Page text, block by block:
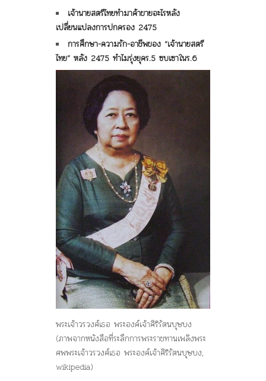
เจ้านายสตรีไทยทำมาค้าขายอะไรหลัง
เปลี่ยนแปลงการปกครอง 2475
การศึกษา-ความรัก-อาชีพของ “เจ้านายสตรี
ไทย” หลัง 2475 ทำไมรุ่งยุคร.5 ซบเซาในร.6
พระเจ้าวรวงศ์เธอ พระองค์เจ้าศิริรัตนบุษบง
(ภาพจากหนังสือที่ระลึกการพระราชทานเพลิงพระ
ศพพระเจ้าวรวงศ์เธอ พระองค์เจ้าศิริรัตนบุษบง,
wikipedia)